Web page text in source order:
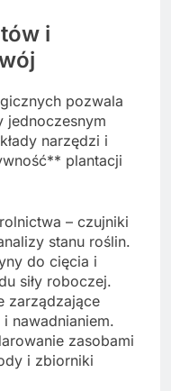
i
pozwala
narzędzi i
plantacji
– czujniki
stanu roślin.
do cięcia i
siły roboczej.
zarządzające
nawadnianiem.
zasobami
i zbiorniki